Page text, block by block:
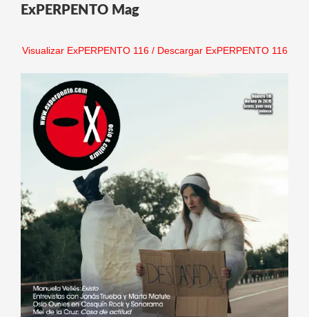
ExPERPENTO Mag
Visualizar ExPERPENTO 116/ Descargar ExPERPENTO 116